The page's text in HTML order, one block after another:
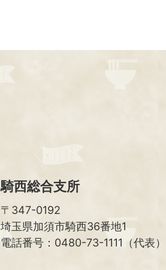
騎西総合支所
〒347-0192
埼玉県加須市騎西36番地1
電話番号：0480-73-1111（代表）